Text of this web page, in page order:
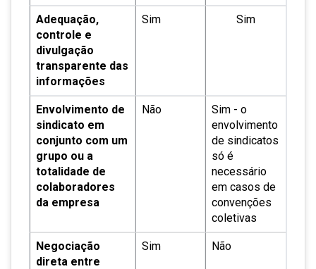
Adequação,
controle e
divulgação
transparente das
informações
Sim Sim
Envolvimento de
sindicato em
conjunto com um
grupo ou a
totalidade de
colaboradores
da empresa
Não
Sim - o
envolvimento
de sindicatos
só é
necessário
em casos de
convenções
coletivas
Negociação
direta entre
Sim Não